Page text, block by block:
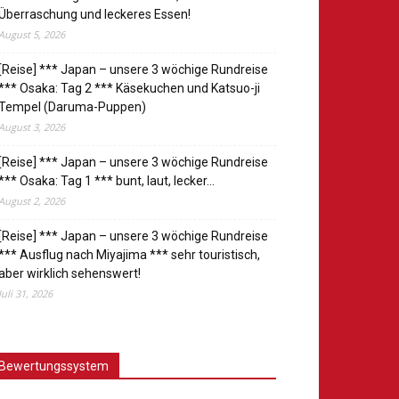
und leckeres Essen!
5, 2026
*** Japan – unsere 3 wöchige Rundreise
Osaka: Tag 2 *** Käsekuchen und Katsuo-ji
(Daruma-Puppen)
3, 2026
*** Japan – unsere 3 wöchige Rundreise
Osaka: Tag 1 *** bunt, laut, lecker…
2, 2026
*** Japan – unsere 3 wöchige Rundreise
Ausflug nach Miyajima *** sehr touristisch,
wirklich sehenswert!
31, 2026